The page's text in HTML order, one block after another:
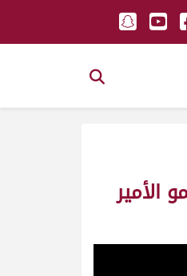
الأمير